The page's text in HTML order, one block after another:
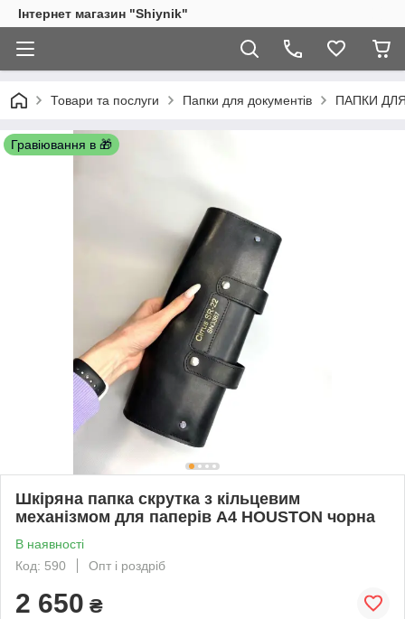
Інтернет магазин "Shiynik"
Товари та послуги Папки для документів ПАПКИ
Гравіювання в 🎁
Шкіряна папка скрутка з кільцевим
механізмом для паперів А4 HOUSTON чорна
В наявності
Код: 590
Опт і роздріб
2 650 ₴